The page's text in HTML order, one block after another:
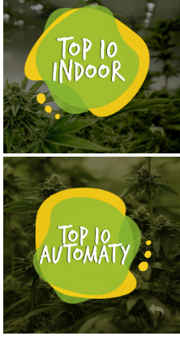
KUP TERAZ
NASIONA MARIHUANY TOP 10 AUTOFLOWERING
KUP TERAZ